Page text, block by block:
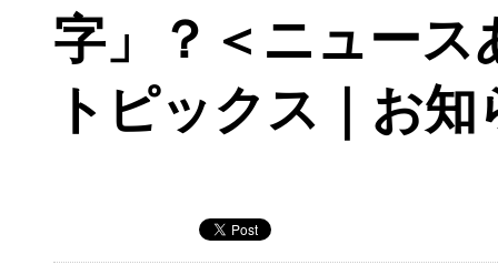
字」？＜ニュース
トピックス｜お知